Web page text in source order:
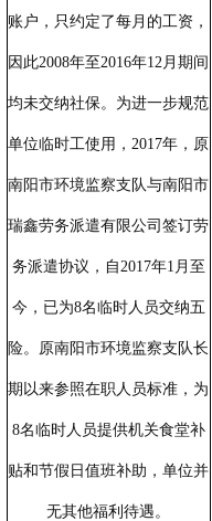
账户，只约定了每月的工资，
因此2008年至2016年12月期间
均未交纳社保。为进一步规范
单位临时工使用， 2017年，原
南阳市环境监察支队与南阳市
瑞鑫劳务派遣有限公司签订劳
务派遣协议，自2017年1 月至
今，已为8名临时人员交纳五
险。原南阳市环境监察支队长
期以来参照在职人员标准，为
8名临时人员提供机关食堂补
贴和节假日值班补助，单位并
无其他福利待遇。